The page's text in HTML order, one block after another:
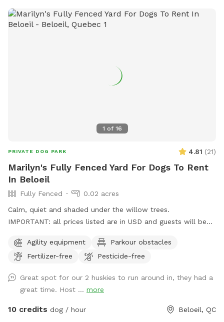
1 of 16
PRIVATE DOG PARK 4.81 (21)
Marilyn's Fully Fenced Yard For Dogs To Rent
In Beloeil
Fully Fenced
0.02 acres
Calm, quiet and shaded under the willow trees.
IMPORTANT: all prices listed are in USD and guests will be
Agility equipment
Parkour obstacles
Fertilizer-free
Pesticide-free
Great spot for our 2 huskies to run around in, they had a
great time. Host ... more
10 credits dog / hour Beloeil, QC